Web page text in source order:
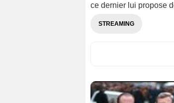
ce dernier lui propose
STREAMING